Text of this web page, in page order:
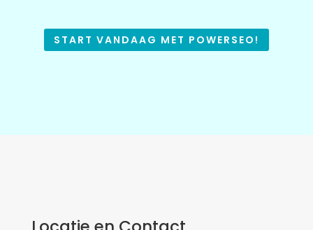
START VANDAAG MET POWERSEO!